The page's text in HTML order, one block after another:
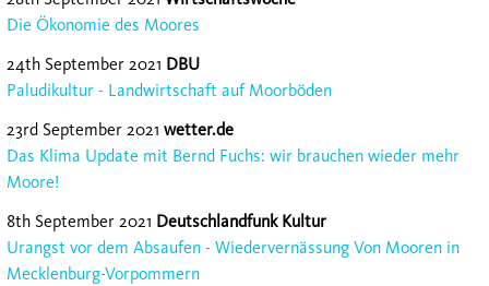
Die Ökonomie des Moores
24th September 2021 DBU
Paludikultur - Landwirtschaft auf Moorböden
23rd September 2021 wetter.de
Das Klima Update mit Bernd Fuchs: wir brauchen wieder mehr
Moore!
8th September 2021 Deutschlandfunk Kultur
Urangst vor dem Absaufen - Wiedervernässung Von Mooren in
Mecklenburg-Vorpommern